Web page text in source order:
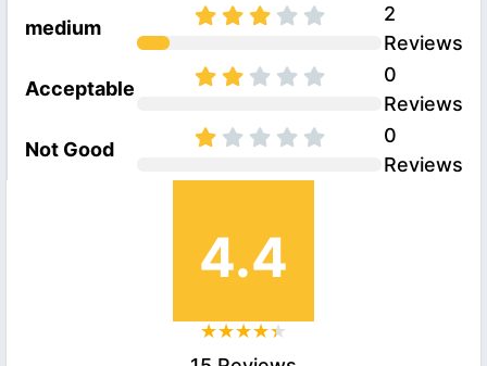
medium
2
Reviews
Acceptable
0
Reviews
Not Good
0
Reviews
4.4